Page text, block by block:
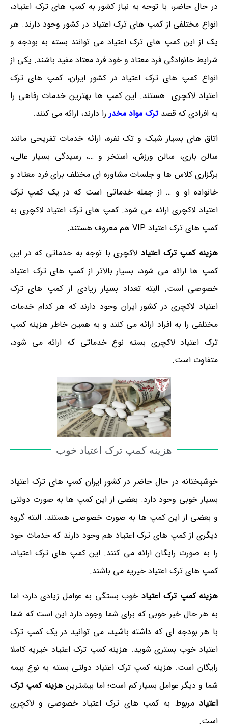
در حال حاضر، با توجه به نیاز کشور به کمپ های ترک اعتیاد،
انواع مختلفی از کمپ های ترک اعتیاد در کشور وجود دارند. هر
یک از این کمپ های ترک اعتیاد می توانند بسته به بودجه و
شرایط خانوادگی فرد معتاد و خود فرد معتاد مفید باشند. یکی از
انواع کمپ های ترک اعتیاد در کشور ایران، کمپ های ترک
اعتیاد لاکچری هستند. این کمپ ها بهترین خدمات رفاهی را
به افرادی که قصدترک مواد مخدر را دارند، ارائه می کنند.
اتاق های بسیار شیک و تک نفره، ارائه خدمات تفریحی مانند
سالن بازی، سالن ورزش، استخر و …، رسیدگی بسیار عالی،
برگزاری کلاس ها و جلسات مشاوره ای مختلف برای فرد معتاد و
خانواده او و … از جمله خدماتی است که در یک کمپ ترک
اعتیاد لاکچری ارائه می شود. کمپ های ترک اعتیاد لاکچری به
کمپ های ترک اعتیاد VIP هم معروف هستند.
هزینه کمپ ترک اعتیادلاکچری با توجه به خدماتی که در این
کمپ ها ارائه می شود، بسیار بالاتر از کمپ های ترک اعتیاد
خصوصی است. البته تعداد بسیار زیادی از کمپ های ترک
اعتیاد لاکچری در کشور ایران وجود دارند که هر کدام خدمات
مختلفی را به افراد ارائه می کنند و به همین خاطر هزینه کمپ
ترک اعتیاد لاکچری بسته نوع خدماتی که ارائه می شود،
متفاوت است.
هزینه کمپ ترک اعتیاد خوب
خوشبختانه در حال حاضر در کشور ایران کمپ های ترک اعتیاد
بسیار خوبی وجود دارد. بعضی از این کمپ ها به صورت دولتی
و بعضی از این کمپ ها به صورت خصوصی هستند. البته گروه
دیگری از کمپ های ترک اعتیاد هم وجود دارند که خدمات خود
را به صورت رایگان ارائه می کنند. این کمپ های ترک اعتیاد،
کمپ های ترک اعتیاد خیریه می باشند.
هزینه کمپ ترک اعتیاد خوب بستگی به عوامل زیادی دارد؛ اما
به هر حال خبر خوبی که برای شما وجود دارد این است که شما
با هر بودجه ای که داشته باشید، می توانید در یک کمپ ترک
اعتیاد خوب بستری شوید. هزینه کمپ ترک اعتیاد خیریه کاملا
رایگان است. هزینه کمپ ترک اعتیاد دولتی بسته به نوع بیمه
شما و دیگر عوامل بسیار کم است؛ اما بیشترین هزینه کمپ ترک
اعتیاد مربوط به کمپ های ترک اعتیاد خصوصی و لاکچری
است.